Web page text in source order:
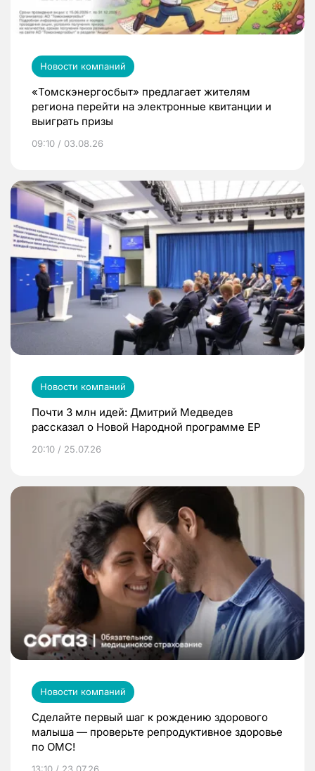
Новости компаний
«Томскэнергосбыт» предлагает жителям
региона перейти на электронные квитанции и
выиграть призы
09:10 / 03.08.26
Новости компаний
Почти 3 млн идей: Дмитрий Медведев
рассказал о Новой Народной программе ЕР
20:10 / 25.07.26
Новости компаний
Сделайте первый шаг к рождению здорового
малыша — проверьте репродуктивное здоровье
по ОМС!